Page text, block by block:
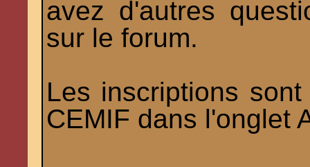
avez d'autres
sur le forum.
Les inscriptions
CEMIF dans l'onglet